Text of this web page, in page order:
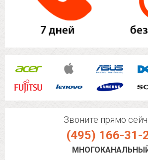
Звоните прямо
(495) 166-31-